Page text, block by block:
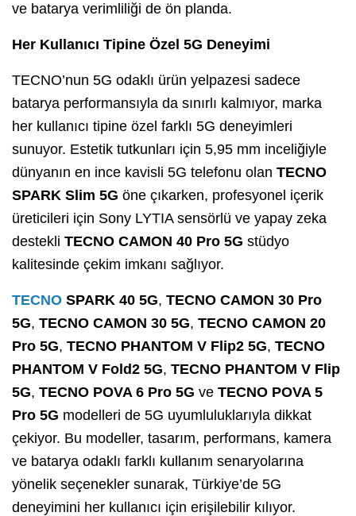
ve batarya verimliliği de ön planda.
Her Kullanıcı Tipine Özel 5G Deneyimi
TECNO’nun 5G odaklı ürün yelpazesi sadece
batarya performansıyla da sınırlı kalmıyor, marka
her kullanıcı tipine özel farklı 5G deneyimleri
sunuyor. Estetik tutkunları için 5,95 mm inceliğiyle
dünyanın en ince kavisli 5G telefonu olan TECNO
SPARK Slim 5G öne çıkarken, profesyonel içerik
üreticileri için Sony LYTIA sensörlü ve yapay zeka
destekli TECNO CAMON 40 Pro 5G stüdyo
kalitesinde çekim imkanı sağlıyor.
TECNO SPARK 40 5G, TECNO CAMON 30 Pro
5G, TECNO CAMON 30 5G, TECNO CAMON 20
Pro 5G, TECNO PHANTOM V Flip2 5G, TECNO
PHANTOM V Fold2 5G, TECNO PHANTOM V Flip
5G, TECNO POVA 6 Pro 5G ve TECNO POVA 5
Pro 5G modelleri de 5G uyumluluklarıyla dikkat
çekiyor. Bu modeller, tasarım, performans, kamera
ve batarya odaklı farklı kullanım senaryolarına
yönelik seçenekler sunarak, Türkiye’de 5G
deneyimini her kullanıcı için erişilebilir kılıyor.